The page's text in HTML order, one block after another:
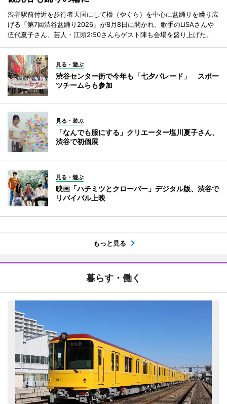
渋谷駅前付近を歩行者天国にして櫓（やぐら）を中心に盆踊りを繰り広
げる「第7回渋谷盆踊り2026」が8月8日に開かれ、歌手のLiSAさんや
伍代夏子さん、芸人・江頭2:50さんらゲスト陣も会場を盛り上げた。
見る・遊ぶ
渋谷センター街で今年も「七夕パレード」 スポー
ツチームらも参加
見る・遊ぶ
「なんでも服にする」クリエーター塩川夏子さん、
渋谷で初個展
見る・遊ぶ
映画「ハチミツとクローバー」デジタル版、渋谷で
リバイバル上映
もっと見る
暮らす・働く